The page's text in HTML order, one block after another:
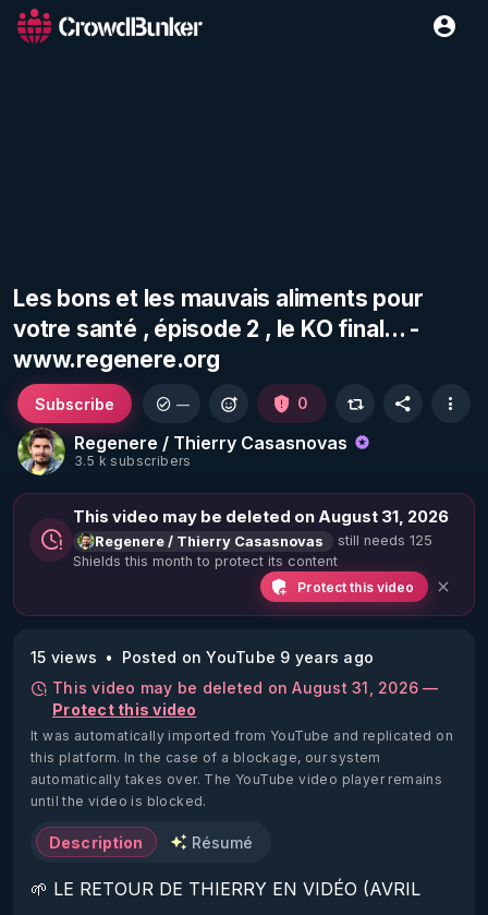
Les bons et les mauvais aliments pour
votre santé , épisode 2 , le KO final... -
www.regenere.org
Regenere / Thierry Casasnovas
3.5 k subscribers
Subscribe — 0
This video may be deleted on August 31, 2026
Regenere / Thierry Casasnovas
still needs 125
Shields this month to protect its content
Protect this video
15 views
Posted on YouTube 9 years ago
This video may be deleted on August 31, 2026 —
Protect this video
It was automatically imported from YouTube and replicated on
this platform. In the case of a blockage, our system
automatically takes over. The YouTube video player remains
until the video is blocked.
Description Résumé
🌱 LE RETOUR DE THIERRY EN VIDÉO (AVRIL